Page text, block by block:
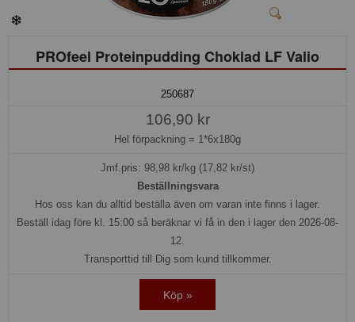
PROfeel Proteinpudding Choklad LF Valio
250687
106,90 kr
Hel förpackning = 1*6x180g
Jmf.pris: 98,98 kr/kg (17,82 kr/st)
Beställningsvara
Hos oss kan du alltid beställa även om varan inte finns i lager.
Beställ idag före kl. 15:00 så beräknar vi få in den i lager den 2026-08-
12.
Transporttid till Dig som kund tillkommer.
Köp »